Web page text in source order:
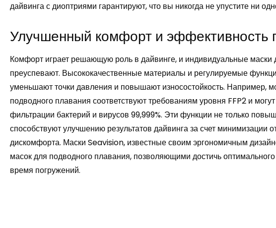
дайвинга с диоптриями гарантируют, что вы никогда не упустите ни
Улучшенный комфорт и эффективность
Комфорт играет решающую роль в дайвинге, и индивидуальные маски
преуспевают. Высококачественные материалы и регулируемые
уменьшают точки давления и повышают износостойкость. Например,
подводного плавания соответствуют требованиям уровня FFP2 и
фильтрации бактерий и вирусов 99,999%. Эти функции не только
способствуют улучшению результатов дайвинга за счет минимизации
дискомфорта. Маски Seavision, известные своим эргономичным
масок для подводного плавания, позволяющими достичь
время погружений.